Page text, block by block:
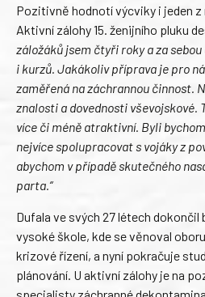
Pozitivně hodnotí výcviky i jeden
Aktivní zálohy 15. ženijního pluku
záložáků jsem čtyři roky a za
i kurzů. Jakákoliv příprava je pro
zaměřená na záchrannou činnost.
znalosti a dovednosti vševojskové.
více či méně atraktivní. Byli
nejvíce spolupracovat s vojáky z
abychom v případě skutečného
parta.“
Dufala ve svých 27 létech dokončil
vysoké škole, kde se věnoval
krizové řízení, a nyní pokračuje
plánování. U aktivní zálohy je na